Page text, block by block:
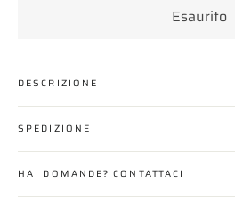
Esaurito
DESCRIZIONE
SPEDIZIONE
HAI DOMANDE? CONTATTACI